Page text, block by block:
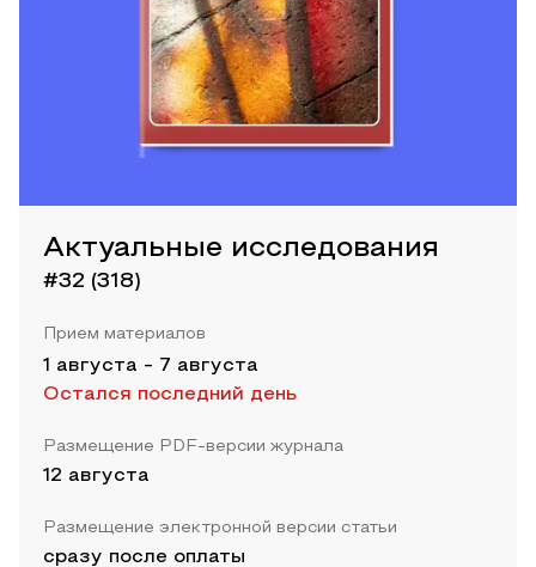
Актуальные исследования
#32 (318)
Прием материалов
1 августа - 7 августа
Остался последний день
Размещение PDF-версии журнала
12 августа
Размещение электронной версии статьи
сразу после оплаты